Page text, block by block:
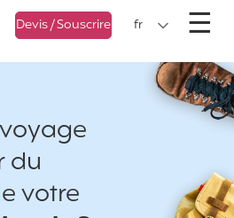
Voyages
74 85 50 50
Devis / Souscrire fr ☰
du
votre